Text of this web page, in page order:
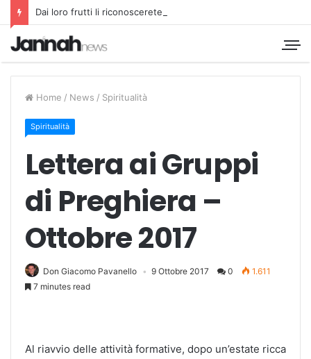
Dai loro frutti li riconoscerete
Home / News / Spiritualità
Spiritualità
Lettera ai Gruppi
di Preghiera –
Ottobre 2017
Don Giacomo Pavanello 9 Ottobre 2017 0
1.611
7 minutes read
Al riavvio delle attività formative, dopo un’estate ricca